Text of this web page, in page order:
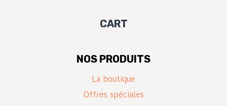
CART
NOS PRODUITS
La boutique
Offres spéciales